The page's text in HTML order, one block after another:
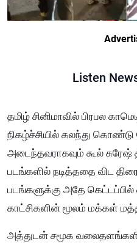
Listen
தமிழ் சினிமாவில் பிரபல
நிகழ்ச்சியில் கலந்து கொண்டு
அடைந்தவராகவும் கூல் சுரேஷ்
படங்களில் நடித்ததை விட
படங்களுக்கு அதே
காட்சிகளின் மூலம் மக்கள்
அத்துடன் சமூக